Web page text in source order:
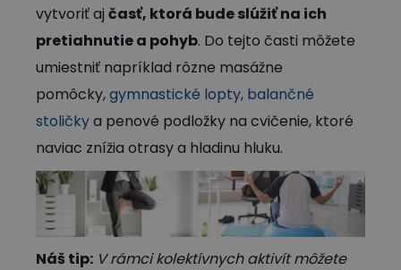
vytvoriť aj časť, ktorá bude slúžiť na ich
pretiahnutie a pohyb. Do tejto časti môžete
umiestniť napríklad rôzne masážne
pomôcky,gymnastické lopty, balančné
stoličkya penové podložky na cvičenie, ktoré
naviac znížia otrasy a hladinu hluku.
Náš tip: V rámci kolektívnych aktivít môžete